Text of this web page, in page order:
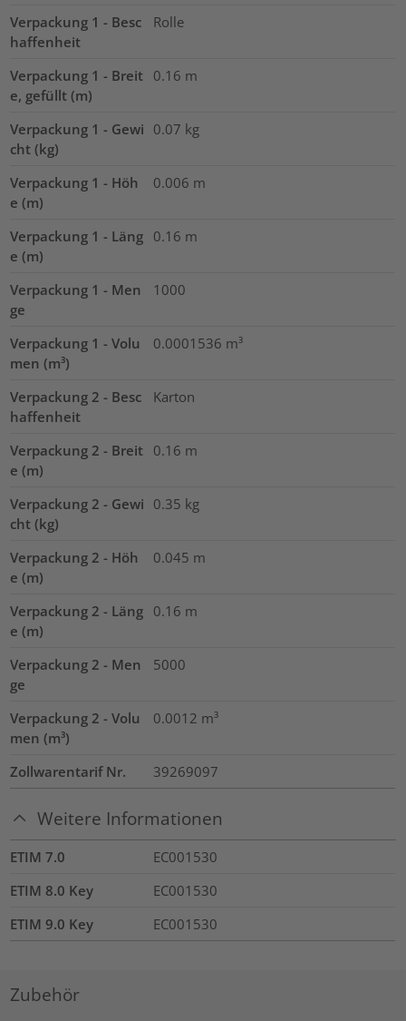
Verpackung 1 - Besc
haffenheit
Rolle
Verpackung 1 - Breit
e, gefüllt (m)
0.16 m
Verpackung 1 - Gewi
cht (kg)
0.07 kg
Verpackung 1 - Höh
e (m)
0.006 m
Verpackung 1 - Läng
e (m)
0.16 m
Verpackung 1 - Men
ge
1000
Verpackung 1 - Volu
men (m³)
0.0001536 m³
Verpackung 2 - Besc
haffenheit
Karton
Verpackung 2 - Breit
e (m)
0.16 m
Verpackung 2 - Gewi
cht (kg)
0.35 kg
Verpackung 2 - Höh
e (m)
0.045 m
Verpackung 2 - Läng
e (m)
0.16 m
Verpackung 2 - Men
ge
5000
Verpackung 2 - Volu
men (m³)
0.0012 m³
Zollwarentarif Nr. 39269097
Weitere Informationen
ETIM 7.0
EC001530
ETIM 8.0 Key
EC001530
ETIM 9.0 Key
EC001530
Zubehör